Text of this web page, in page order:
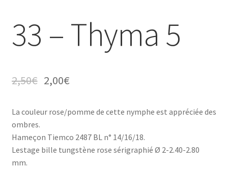
33 – Thyma 5
2,50€ 2,00€
La couleur rose/pomme de cette nymphe est appréciée des
ombres.
Hameçon Tiemco 2487 BL n° 14/16/18.
Lestage bille tungstène rose sérigraphié Ø 2-2.40-2.80
mm.